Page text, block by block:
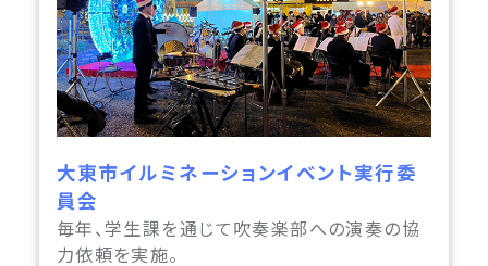
大東市イルミネーションイベント実行委
員会
毎年、学生課を通じて吹奏楽部への演奏の協
力依頼を実施。